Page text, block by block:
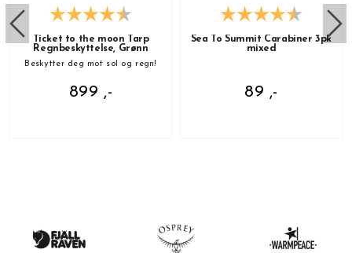
Ticket to the moon Tarp
Regnbeskyttelse, Grønn
Beskytter deg mot sol og regn!
899 ,-
Sea To Summit Carabiner 3pk
mixed
89 ,-